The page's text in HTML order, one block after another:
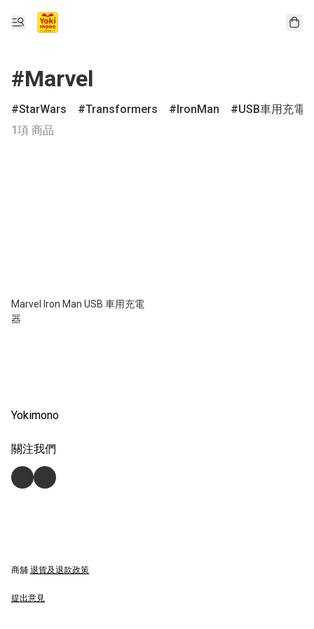
#Marvel
StarWars Transformers IronMan
USB車用充電
1項 商品
Marvel Iron Man USB 車用充電
器
Yokimono
關注我們
商舖 退貨及退款政策
提出意見